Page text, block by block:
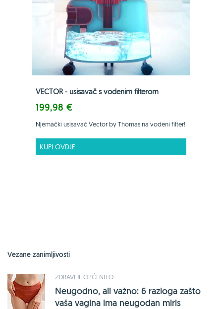
VECTOR - usisavač s vodenim filterom
199,98 €
Njemački usisavač Vector by Thomas na vodeni filter!
KUPI OVDJE
Vezane zanimljivosti
ZDRAVLJE OPĆENITO
Neugodno, ali važno: 6 razloga zašto
vaša vagina ima neugodan miris